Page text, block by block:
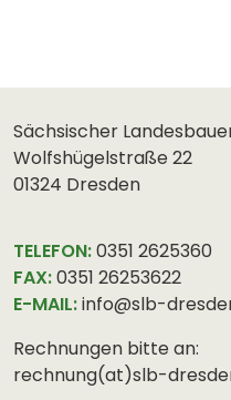
Sächsischer
Wolfshügelstraße 22
01324 Dresden
TELEFON:0351 2625360
FAX:0351 26253622
E-MAIL:info@slb-
Rechnungen bitte an:
rechnung(at)slb-